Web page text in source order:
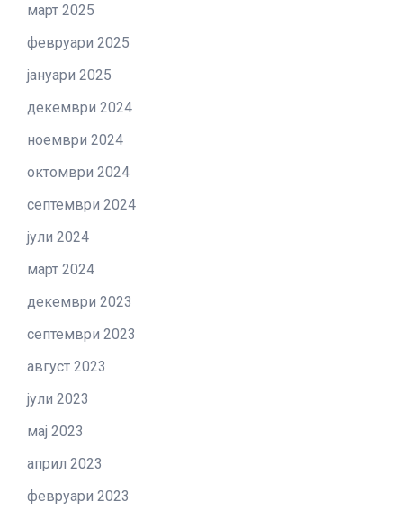
март 2025
февруари 2025
јануари 2025
декември 2024
ноември 2024
октомври 2024
септември 2024
јули 2024
март 2024
декември 2023
септември 2023
август 2023
јули 2023
мај 2023
април 2023
февруари 2023